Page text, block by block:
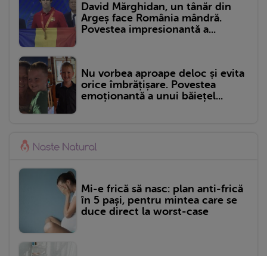
David Mărghidan, un tânăr din
Argeș face România mândră.
Povestea impresionantă a...
Nu vorbea aproape deloc și evita
orice îmbrățișare. Povestea
emoționantă a unui băiețel...
Mi-e frică să nasc: plan anti-frică
în 5 pași, pentru mintea care se
duce direct la worst-case